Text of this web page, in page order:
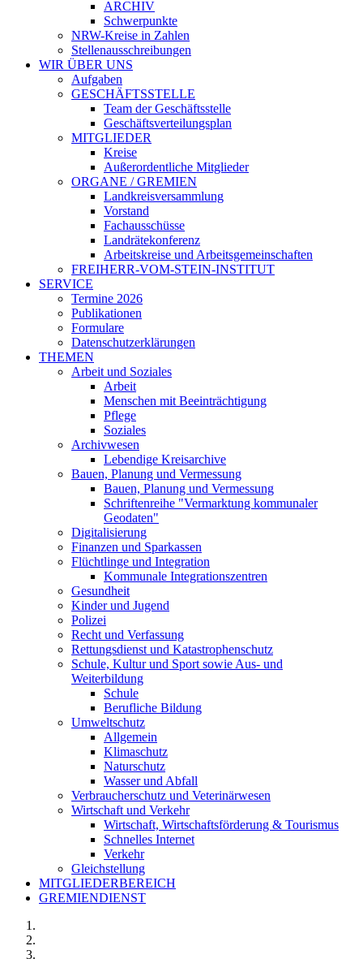
ARCHIV
Schwerpunkte
NRW-Kreise in Zahlen
Stellenausschreibungen
WIR ÜBER UNS
Aufgaben
GESCHÄFTSSTELLE
Team der Geschäftsstelle
Geschäftsverteilungsplan
MITGLIEDER
Kreise
Außerordentliche Mitglieder
ORGANE / GREMIEN
Landkreisversammlung
Vorstand
Fachausschüsse
Landrätekonferenz
Arbeitskreise und Arbeitsgemeinschaften
FREIHERR-VOM-STEIN-INSTITUT
SERVICE
Termine 2026
Publikationen
Formulare
Datenschutzerklärungen
THEMEN
Arbeit und Soziales
Arbeit
Menschen mit Beeinträchtigung
Pflege
Soziales
Archivwesen
Lebendige Kreisarchive
Bauen, Planung und Vermessung
Bauen, Planung und Vermessung
Schriftenreihe "Vermarktung kommunaler
Geodaten"
Digitalisierung
Finanzen und Sparkassen
Flüchtlinge und Integration
Kommunale Integrationszentren
Gesundheit
Kinder und Jugend
Polizei
Recht und Verfassung
Rettungsdienst und Katastrophenschutz
Schule, Kultur und Sport sowie Aus- und
Weiterbildung
Schule
Berufliche Bildung
Umweltschutz
Allgemein
Klimaschutz
Naturschutz
Wasser und Abfall
Verbraucherschutz und Veterinärwesen
Wirtschaft und Verkehr
Wirtschaft, Wirtschaftsförderung & Tourismus
Schnelles Internet
Verkehr
Gleichstellung
MITGLIEDERBEREICH
GREMIENDIENST